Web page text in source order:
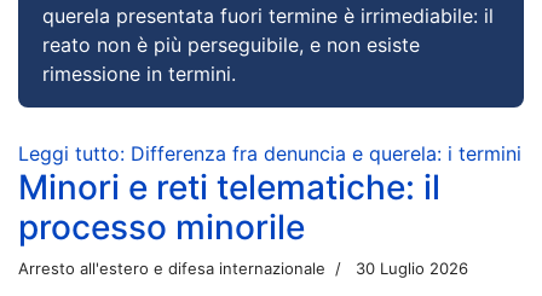
querela presentata fuori termine è irrimediabile: il
reato non è più perseguibile, e non esiste
rimessione in termini.
Leggi tutto: Differenza fra denuncia e querela: i termini
Minori e reti telematiche: il
processo minorile
Arresto all'estero e difesa internazionale 30 Luglio 2026